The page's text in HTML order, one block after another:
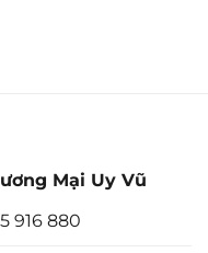
Mại Uy Vũ
916 880